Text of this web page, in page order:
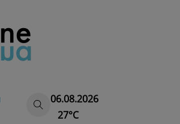
06.08.2026
27°C